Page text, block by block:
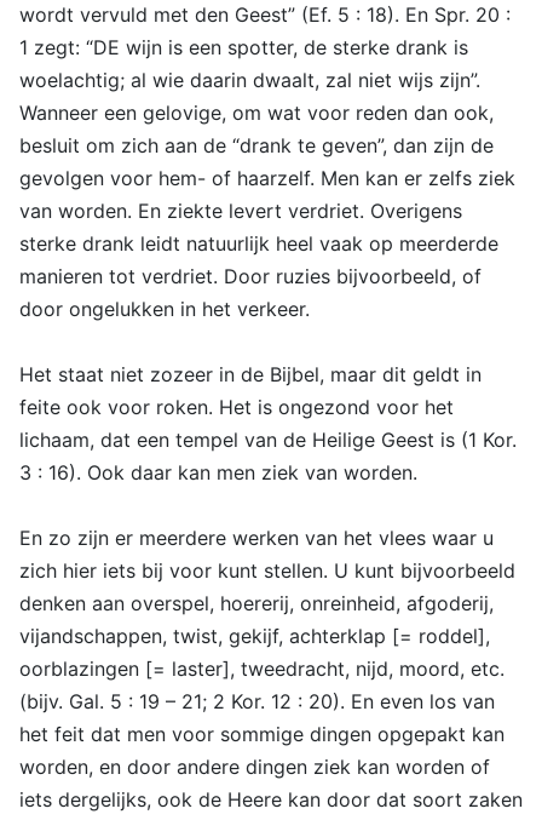
wordt vervuld met den Geest” (Ef. 5 : 18). En Spr. 20 :
1 zegt: “DE wijn is een spotter, de sterke drank is
woelachtig; al wie daarin dwaalt, zal niet wijs zijn”.
Wanneer een gelovige, om wat voor reden dan ook,
besluit om zich aan de “drank te geven”, dan zijn de
gevolgen voor hem- of haarzelf. Men kan er zelfs ziek
van worden. En ziekte levert verdriet. Overigens
sterke drank leidt natuurlijk heel vaak op meerderde
manieren tot verdriet. Door ruzies bijvoorbeeld, of
door ongelukken in het verkeer.
Het staat niet zozeer in de Bijbel, maar dit geldt in
feite ook voor roken. Het is ongezond voor het
lichaam, dat een tempel van de Heilige Geest is (1 Kor.
3 : 16). Ook daar kan men ziek van worden.
En zo zijn er meerdere werken van het vlees waar u
zich hier iets bij voor kunt stellen. U kunt bijvoorbeeld
denken aan overspel, hoererij, onreinheid, afgoderij,
vijandschappen, twist, gekijf, achterklap [= roddel],
oorblazingen [= laster], tweedracht, nijd, moord, etc.
(bijv. Gal. 5 : 19 – 21; 2 Kor. 12 : 20). En even los van
het feit dat men voor sommige dingen opgepakt kan
worden, en door andere dingen ziek kan worden of
iets dergelijks, ook de Heere kan door dat soort zaken